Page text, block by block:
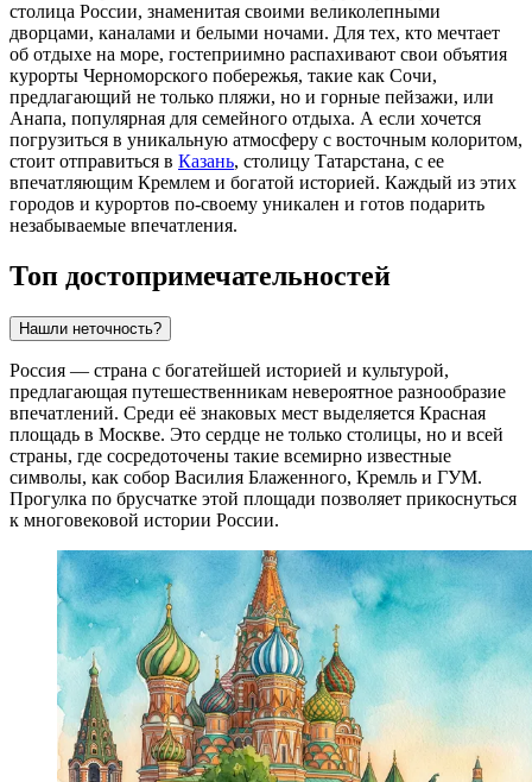
столица России, знаменитая своими великолепными
дворцами, каналами и белыми ночами. Для тех, кто мечтает
об отдыхе на море, гостеприимно распахивают свои объятия
курорты Черноморского побережья, такие как Сочи,
предлагающий не только пляжи, но и горные пейзажи, или
Анапа, популярная для семейного отдыха. А если хочется
погрузиться в уникальную атмосферу с восточным колоритом,
стоит отправиться в Казань, столицу Татарстана, с ее
впечатляющим Кремлем и богатой историей. Каждый из этих
городов и курортов по-своему уникален и готов подарить
незабываемые впечатления.
Топ достопримечательностей
Нашли неточность?
Россия — страна с богатейшей историей и культурой,
предлагающая путешественникам невероятное разнообразие
впечатлений. Среди её знаковых мест выделяется Красная
площадь в Москве. Это сердце не только столицы, но и всей
страны, где сосредоточены такие всемирно известные
символы, как собор Василия Блаженного, Кремль и ГУМ.
Прогулка по брусчатке этой площади позволяет прикоснуться
к многовековой истории России.